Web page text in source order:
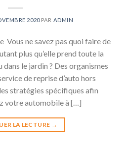
2020PAR ADMIN
Vous ne savez pas quoi faire de
plus qu’elle prend toute la
le jardin ? Des organismes
de reprise d’auto hors
stratégies spécifiques afin
votre automobile à […]
LA LECTURE →